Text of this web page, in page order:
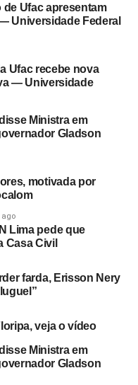
Ufac apresentam
Universidade Federal
Ufac recebe nova
— Universidade
Ministra em
Gladson
motivada por
ago
Lima pede que
Casa Civil
farda, Erisson Nery
veja o vídeo
Ministra em
Gladson